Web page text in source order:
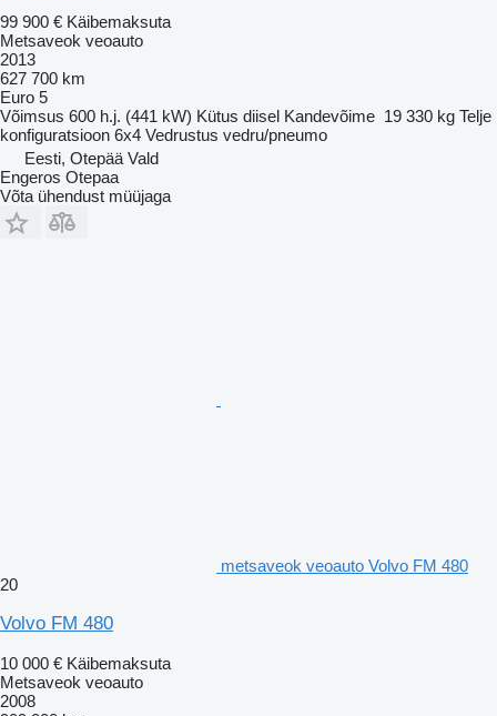
99 900 € Käibemaksuta
Metsaveok veoauto
2013
627 700 km
Euro 5
Võimsus 600 h.j. (441 kW) Kütus diisel Kandevõime 19 330 kg Telje
konfiguratsioon 6x4 Vedrustus vedru/pneumo
Eesti, Otepää Vald
Engeros Otepaa
Võta ühendust müüjaga
metsaveok veoauto Volvo FM 480
20
Volvo FM 480
10 000 € Käibemaksuta
Metsaveok veoauto
2008